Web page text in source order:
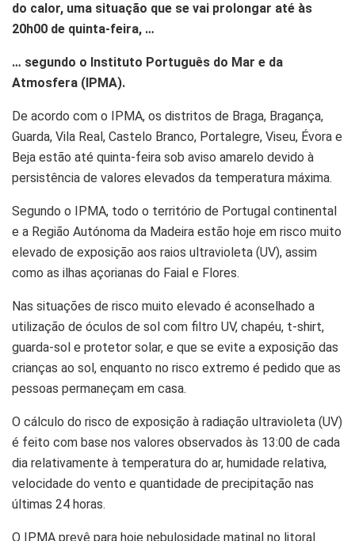
do calor, uma situação que se vai prolongar até às
20h00 de quinta-feira, …
… segundo o Instituto Português do Mar e da
Atmosfera (IPMA).
De acordo com o IPMA, os distritos de Braga, Bragança,
Guarda, Vila Real, Castelo Branco, Portalegre, Viseu, Évora e
Beja estão até quinta-feira sob aviso amarelo devido à
persistência de valores elevados da temperatura máxima.
Segundo o IPMA, todo o território de Portugal continental
e a Região Autónoma da Madeira estão hoje em risco muito
elevado de exposição aos raios ultravioleta (UV), assim
como as ilhas açorianas do Faial e Flores.
Nas situações de risco muito elevado é aconselhado a
utilização de óculos de sol com filtro UV, chapéu, t-shirt,
guarda-sol e protetor solar, e que se evite a exposição das
crianças ao sol, enquanto no risco extremo é pedido que as
pessoas permaneçam em casa.
O cálculo do risco de exposição à radiação ultravioleta (UV)
é feito com base nos valores observados às 13:00 de cada
dia relativamente à temperatura do ar, humidade relativa,
velocidade do vento e quantidade de precipitação nas
últimas 24 horas.
O IPMA prevê para hoje nebulosidade matinal no litoral